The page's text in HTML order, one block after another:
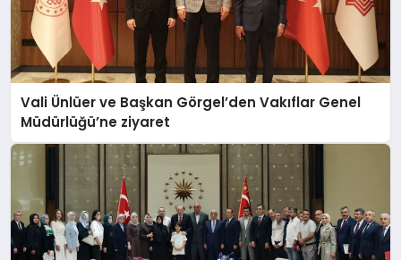
Vali Ünlüer ve Başkan Görgel’den Vakıflar Genel
Müdürlüğü’ne ziyaret